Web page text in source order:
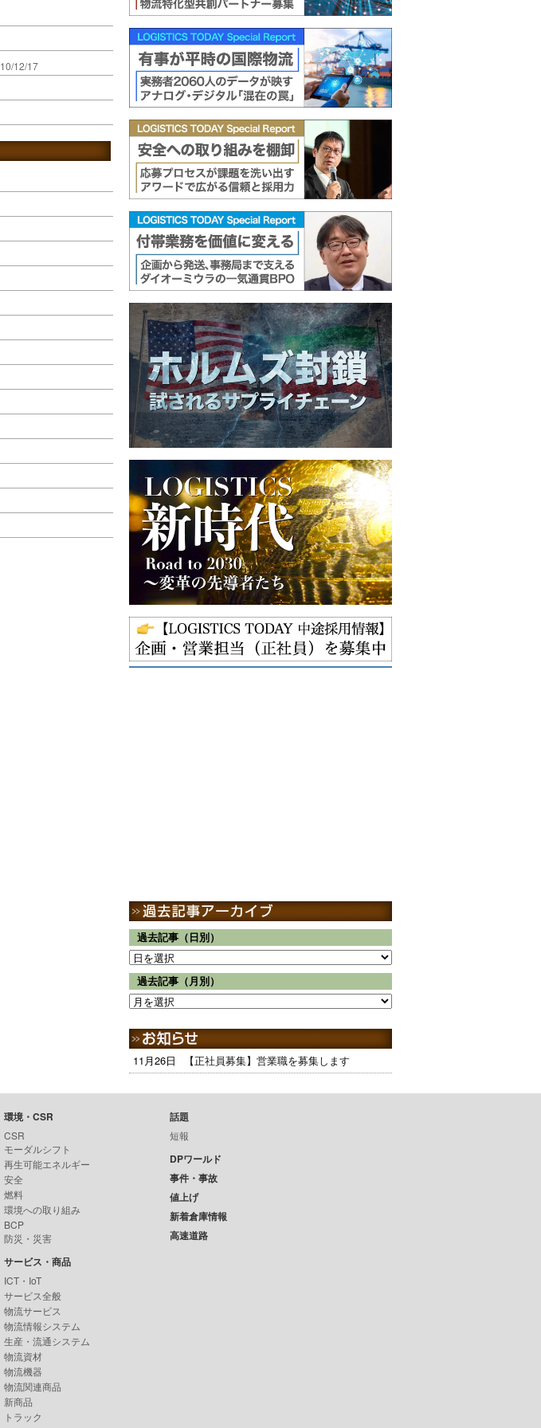
10/12/17
過去記事（日別）
過去記事（月別）
11月26日 【正社員募集】営業職を募集します
環境・CSR
CSR
モーダルシフト
再生可能エネルギー
安全
燃料
環境への取り組み
BCP
防災・災害
サービス・商品
ICT・IoT
サービス全般
物流サービス
物流情報システム
生産・流通システム
物流資材
物流機器
物流関連商品
新商品
トラック
話題
短報
DPワールド
事件・事故
値上げ
新着倉庫情報
高速道路